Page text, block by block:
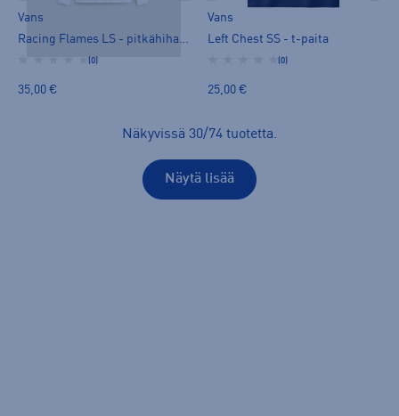
Vans
(0)
35,00 €
Vans
Left Chest SS - t-paita
(0)
25,00 €
Näkyvissä 30/74 tuotetta.
Näytä lisää